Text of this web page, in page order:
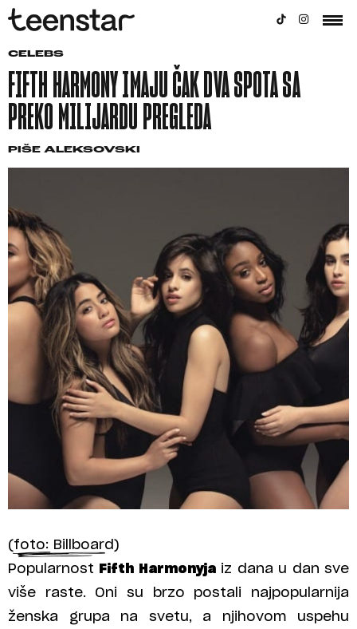
CELEBS
FIFTH HARMONY IMAJU ČAK DVA SPOTA SA
PREKO MILIJARDU PREGLEDA
PIŠE ALEKSOVSKI
(foto: Billboard)
Popularnost
Fifth Harmonyjaiz dana u dan sve
više raste. Oni su brzo postali najpopularnija
ženska grupa na svetu, a njihovom uspehu